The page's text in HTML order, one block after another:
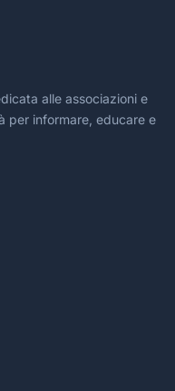
alle associazioni e
per informare, educare e